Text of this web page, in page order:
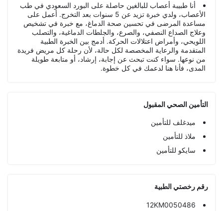
أنا طبيبة أعصاب للبالغين حاصلة على البورد السعودي في طب
الأعصاب، ولدي خبرة تزيد عن 5 سنوات بعد التخرج. أعمل على
مساعدة المرضى في تحسين صحة الدماغ، مع خبرة في تشخيص
وعلاج الصداع النصفي، والصرع، والجلطات الدماغية، والتصلب
اللويحي، وأمراض اعتلالات الحركة. أدمج بين الخبرة الطبية
المتقدمة والرعاية المخصصة لكل حالة، لأن رحلة كل مريض فريدة
من نوعها. سواء كنت تبحث عن إجابة، إرشاد، أو متابعة طويلة
المدى، فأنا هنا لدعمك في كل خطوة.
التأمين الصحي المقبول
ميدغلف للتأمين
ملاذ للتأمين
سايكو للتأمين
رقم رخصتي الطبية
12KM0050486